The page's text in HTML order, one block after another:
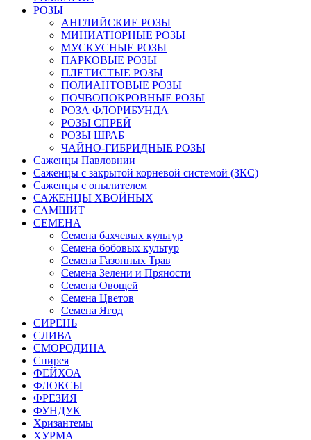
РОЗЫ
АНГЛИЙСКИЕ РОЗЫ
МИНИАТЮРНЫЕ РОЗЫ
МУСКУСНЫЕ РОЗЫ
ПАРКОВЫЕ РОЗЫ
ПЛЕТИСТЫЕ РОЗЫ
ПОЛИАНТОВЫЕ РОЗЫ
ПОЧВОПОКРОВНЫЕ РОЗЫ
РОЗА ФЛОРИБУНДА
РОЗЫ СПРЕЙ
РОЗЫ ШРАБ
ЧАЙНО-ГИБРИДНЫЕ РОЗЫ
Саженцы Павловнии
Саженцы с закрытой корневой системой (ЗКС)
Саженцы с опылителем
САЖЕНЦЫ ХВОЙНЫХ
САМШИТ
СЕМЕНА
Семена бахчевых культур
Семена бобовых культур
Семена Газонных Трав
Семена Зелени и Пряности
Семена Овощей
Семена Цветов
Семена Ягод
СИРЕНЬ
СЛИВА
СМОРОДИНА
Спирея
ФЕЙХОА
ФЛОКСЫ
ФРЕЗИЯ
ФУНДУК
Хризантемы
ХУРМА